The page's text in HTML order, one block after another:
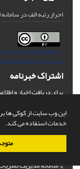
این وب سایت از کوکی ها
خدمات استفاده می کند.
احراز رتبه الف در
Attribution
License
اشتراک خبرنامه
برای دریافت اخبار و
© سامانه مدیریت